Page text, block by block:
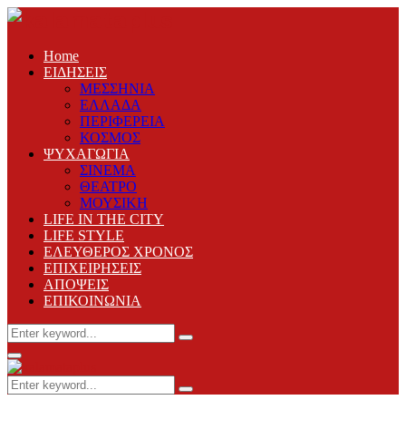
Home
ΕΙΔΗΣΕΙΣ
ΜΕΣΣΗΝΙΑ
ΕΛΛΑΔΑ
ΠΕΡΙΦΕΡΕΙΑ
ΚΟΣΜΟΣ
ΨΥΧΑΓΩΓΙΑ
ΣΙΝΕΜΑ
ΘΕΑΤΡΟ
ΜΟΥΣΙΚΗ
LIFE IN THE CITY
LIFE STYLE
ΕΛΕΥΘΕΡΟΣ ΧΡΟΝΟΣ
ΕΠΙΧΕΙΡΗΣΕΙΣ
ΑΠΟΨΕΙΣ
ΕΠΙΚΟΙΝΩΝΙΑ
Search
for:
Search
Primary
Menu
Search
for:
Search